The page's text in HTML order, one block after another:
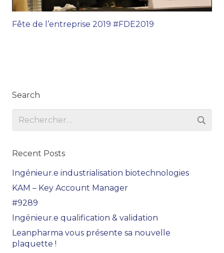
Fête de l’entreprise 2019 #FDE2019
Search
Rechercher :
Recent Posts
Ingénieur.e industrialisation biotechnologies
KAM – Key Account Manager
#9289
Ingénieur.e qualification & validation
Leanpharma vous présente sa nouvelle
plaquette !